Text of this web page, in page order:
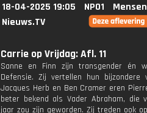
18-04-2025 19:05 NPO1
Nieuws.TV
Carrie op Vrijdag: Afl. 11
Sanne en Finn zijn transgender én
Defensie. Zij vertellen hun bijzondere
Jacques Herb en Ben Cramer eren
beter bekend als Vader Abraham, die
jaar zou zijn geworden. Zij treden ook